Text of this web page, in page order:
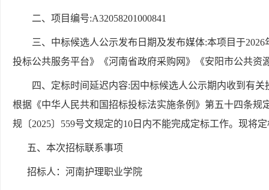
二、项目编号:A32058201000841
三、中标候选人公示发布日期及发布媒体:本项目于
投标公共服务平台》《河南省政府采购网》《安阳市公共资
四、定标时间延迟内容:因中标候选人公示期内收到有
根据《中华人民共和国招标投标法实施条例》第五十四条
规 〔2025〕 559号文规定的10日内不能完成定标工作。现将
五、 本次招标联系事项
招标人：河南护理职业学院